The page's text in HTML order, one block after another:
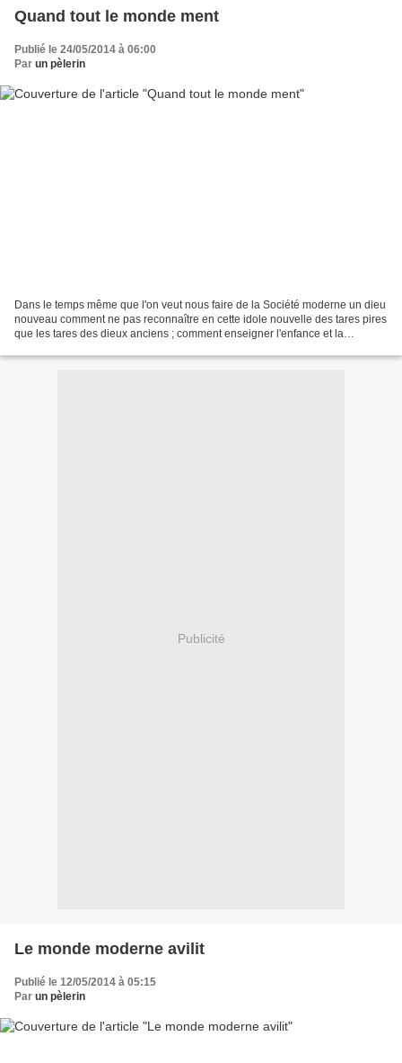
Quand tout le monde ment
Publié le 24/05/2014 à 06:00
Par un pèlerin
Dans le temps même que l'on veut nous faire de la Société moderne un dieu
nouveau comment ne pas reconnaître en cette idole nouvelle des tares pires
que les tares des dieux anciens ; comment enseigner l'enfance et la
Publicité
Le monde moderne avilit
Publié le 12/05/2014 à 05:15
Par un pèlerin